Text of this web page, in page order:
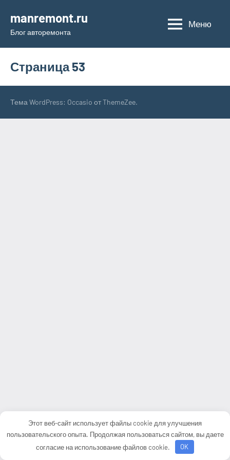
содержимому
manremont.ru
Блог авторемонта
Меню
Страница 53
Тема WordPress: Occasio от ThemeZee.
Этот веб-сайт использует файлы cookie для улучшения
пользовательского опыта. Продолжая пользоваться сайтом, вы даете
согласие на использование файлов cookie.
OK